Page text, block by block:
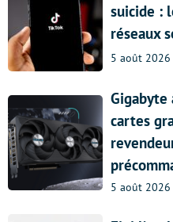
suicide :
réseaux
5 août 2026
Gigabyte
cartes
5 août 2026